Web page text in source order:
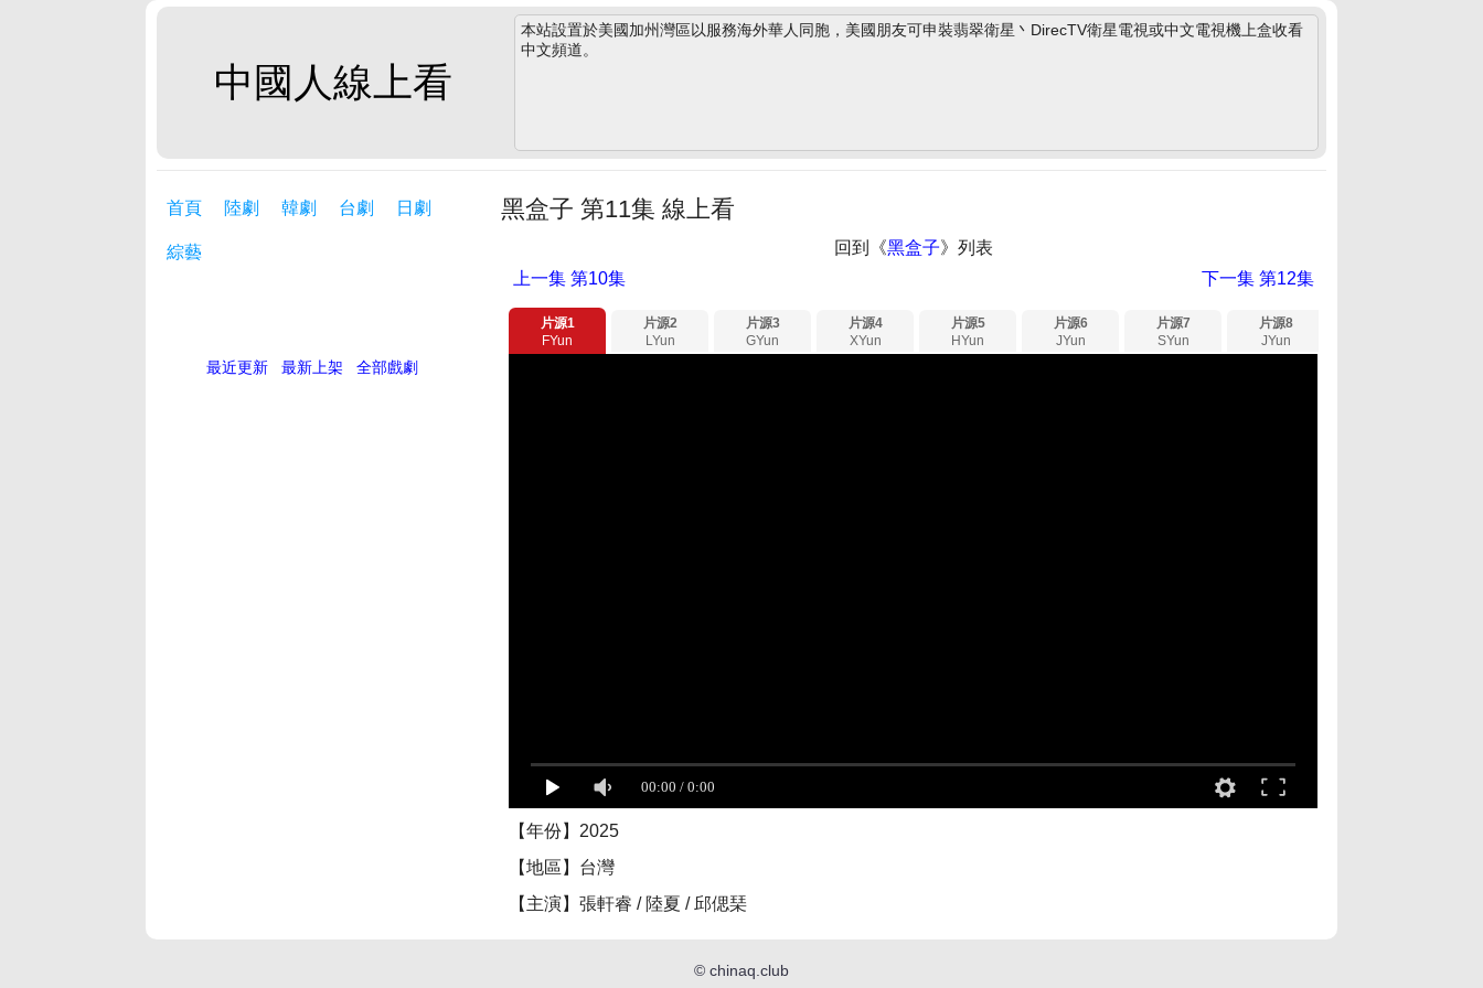
中國人線上看
本站設置於美國加州灣區以服務海外華人同胞，美國朋友可申裝翡翠衛星丶DirecTV衛星電視或中文電視機上盒收看
中文頻道。
首頁 陸劇 韓劇 台劇 日劇
綜藝
最近更新 最新上架 全部戲劇
黑盒子 第11集 線上看
回到《黑盒子》列表
上一集 第10集 下一集第12集
片源1
FYun
片源2
LYun
片源3
GYun
片源4
XYun
片源5
HYun
片源6
JYun
片源7
SYun
片源8
JYun
【年份】2025
【地區】台灣
【主演】張軒睿 / 陸夏 / 邱偲琹
© chinaq.club